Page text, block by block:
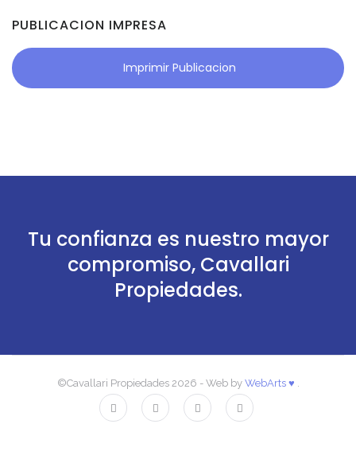
PUBLICACION IMPRESA
Imprimir Publicacion
Tu confianza es nuestro mayor
compromiso, Cavallari
Propiedades.
©Cavallari Propiedades 2026 - Web by WebArts ♥ .